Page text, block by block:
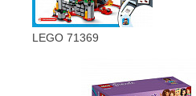
LEGO 71369